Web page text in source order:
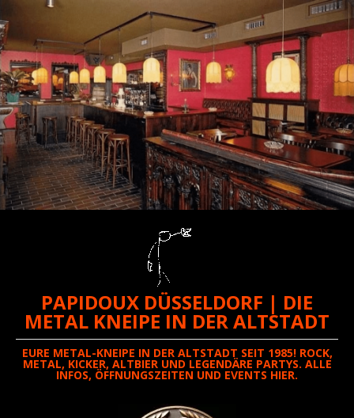
PAPIDOUX DÜSSELDORF | DIE
METAL KNEIPE IN DER ALTSTADT
EURE METAL-KNEIPE IN DER ALTSTADT SEIT 1985! ROCK,
METAL, KICKER, ALTBIER UND LEGENDÄRE PARTYS. ALLE
INFOS, ÖFFNUNGSZEITEN UND EVENTS HIER.